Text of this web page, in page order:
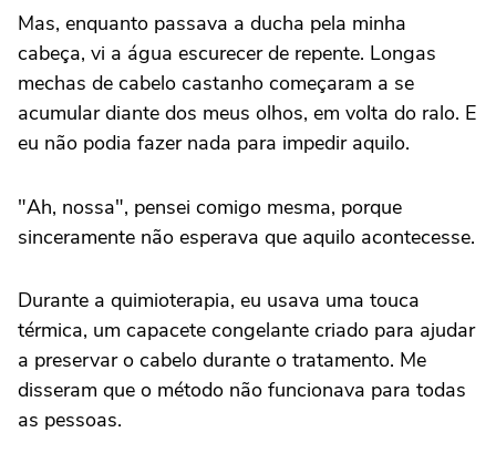
Mas, enquanto passava a ducha pela minha
cabeça, vi a água escurecer de repente. Longas
mechas de cabelo castanho começaram a se
acumular diante dos meus olhos, em volta do ralo. E
eu não podia fazer nada para impedir aquilo.
"Ah, nossa", pensei comigo mesma, porque
sinceramente não esperava que aquilo acontecesse.
Durante a quimioterapia, eu usava uma touca
térmica, um capacete congelante criado para ajudar
a preservar o cabelo durante o tratamento. Me
disseram que o método não funcionava para todas
as pessoas.